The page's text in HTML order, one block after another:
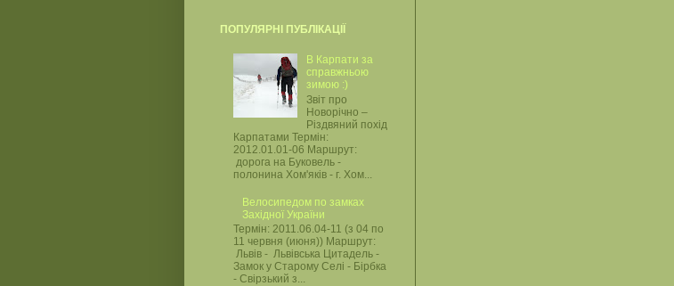
ПОПУЛЯРНІ ПУБЛІКАЦІЇ
В Карпати за
справжньою
зимою :)
Звіт про
Новорічно –
Різдвяний похід
Карпатами Термін:
2012.01.01-06 Маршрут:
дорога на Буковель -
полонина Хом'яків - г. Хом...
Велосипедом по замках
Західної України
Термін: 2011.06.04-11 (з 04 по
11 червня (июня)) Маршрут:
Львів - Львівська Цитадель -
Замок у Старому Селі - Бірбка
- Свірзький з...